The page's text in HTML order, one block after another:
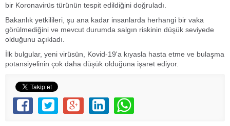
bir Koronavirüs türünün tespit edildiğini doğruladı.
Bakanlık yetkilileri, şu ana kadar insanlarda herhangi bir vaka
görülmediğini ve mevcut durumda salgın riskinin düşük seviyede
olduğunu açıkladı.
İlk bulgular, yeni virüsün, Kovid-19'a kıyasla hasta etme ve bulaşma
potansiyelinin çok daha düşük olduğuna işaret ediyor.